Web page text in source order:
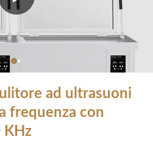
ad ultrasuoni
frequenza con
KHz